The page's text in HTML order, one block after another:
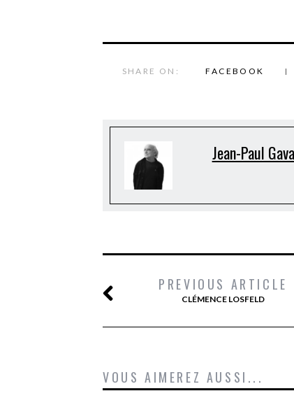
SHARE ON: FACEBOOK
Jean-Paul
PREVIOUS ARTICLE
CLÉMENCE LOSFELD
VOUS AIMEREZ AUSSI...